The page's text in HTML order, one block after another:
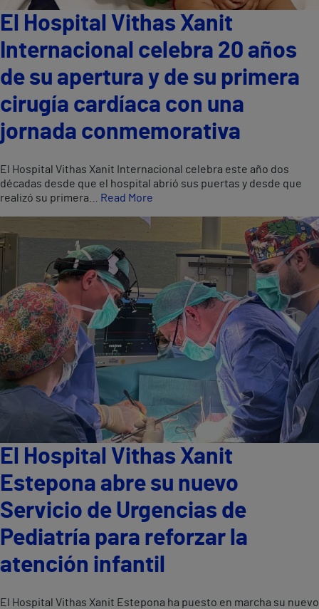
El Hospital Vithas Xanit
Internacional celebra 20 años
de su apertura y de su primera
cirugía cardíaca con una
jornada conmemorativa
El Hospital Vithas Xanit Internacional celebra este año dos
décadas desde que el hospital abrió sus puertas y desde que
realizó su primera…
Read More
El Hospital Vithas Xanit
Estepona abre su nuevo
Servicio de Urgencias de
Pediatría para reforzar la
atención infantil
El Hospital Vithas Xanit Estepona ha puesto en marcha su nuevo